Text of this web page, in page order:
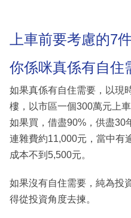
上車前要考慮的7
你係咪真係有自住
如果真係有自住需要，以現
樓，以市區一個300萬元上
如果買，借盡90%，供盡30
連雜費約11,000元，當中有
成本不到5,500元。
如果沒有自住需要，純為投
得從投資角度去揀。